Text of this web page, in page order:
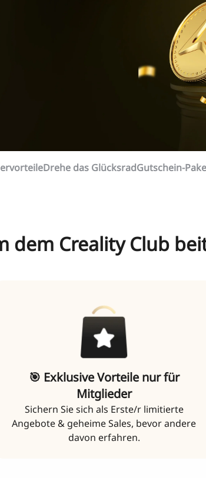
Drehe das GlücksradGutschein-
dem Creality Club
🎯 Exklusive Vorteile nur für
Mitglieder
Sichern Sie sich als Erste/r limitierte
Angebote & geheime Sales, bevor andere
davon erfahren.